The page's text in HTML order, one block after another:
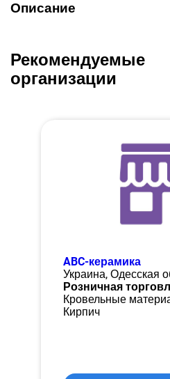
Описание
Рекомендуемые
организации
ABC-керамика
Украина, Одесская
Розничная
Кровельные
Кирпич